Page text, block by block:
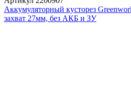
Аккумуляторный кусторез
захват 27мм, без АКБ и ЗУ